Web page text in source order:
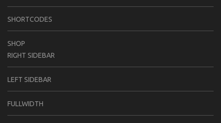
SHORTCODES
SHOP
RIGHT SIDEBAR
LEFT SIDEBAR
FULLWIDTH